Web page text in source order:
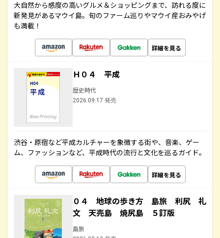
大自然から感度の高いグルメ＆ショッピングまで、訪れる度に
新発見があるマウイ島。旬のファーム巡りやマウイ産おみやげ
も満載！
詳細を見る
Ｈ０４ 平成
歴史時代
2026.09.17 発売
渋谷・原宿など平成カルチャーを象徴する街や、音楽、ゲー
ム、ファッションなど、平成時代の流行と文化を巡るガイド。
詳細を見る
０４ 地球の歩き方 島旅 利尻 礼
文 天売島 焼尻島 ５訂版
島旅